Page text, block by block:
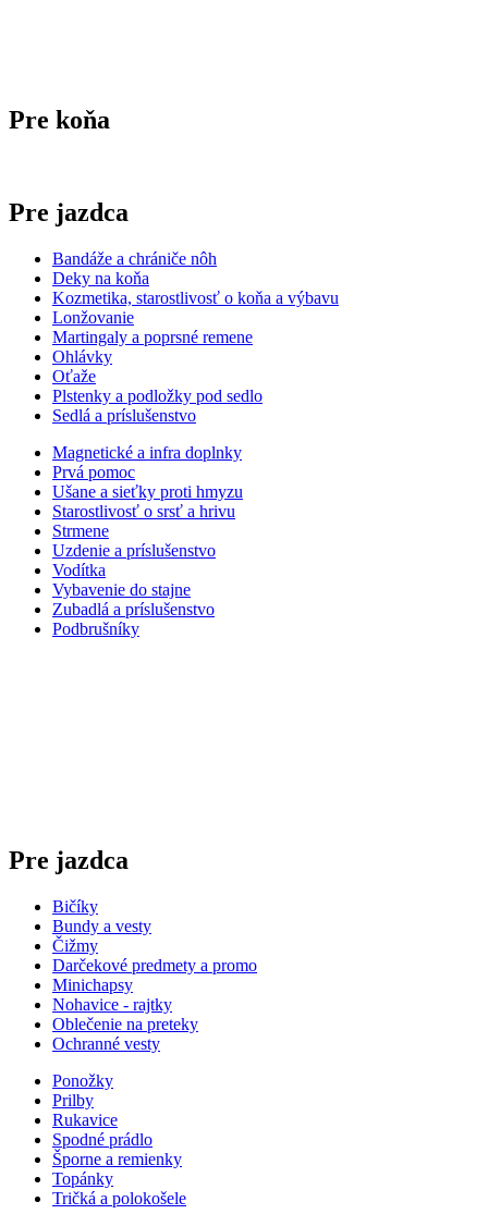
Pre koňa
Pre jazdca
Bandáže a chrániče nôh
Deky na koňa
Kozmetika, starostlivosť o koňa a výbavu
Lonžovanie
Martingaly a poprsné remene
Ohlávky
Oťaže
Plstenky a podložky pod sedlo
Sedlá a príslušenstvo
Magnetické a infra doplnky
Prvá pomoc
Ušane a sieťky proti hmyzu
Starostlivosť o srsť a hrivu
Strmene
Uzdenie a príslušenstvo
Vodítka
Vybavenie do stajne
Zubadlá a príslušenstvo
Podbrušníky
Pre jazdca
Bičíky
Bundy a vesty
Čižmy
Darčekové predmety a promo
Minichapsy
Nohavice - rajtky
Oblečenie na preteky
Ochranné vesty
Ponožky
Prilby
Rukavice
Spodné prádlo
Šporne a remienky
Topánky
Tričká a polokošele